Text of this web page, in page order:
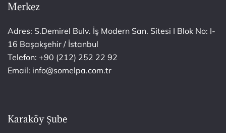
Merkez
Adres: S.Demirel Bulv. İş Modern San. Sitesi I Blok No: I-
16 Başakşehir / İstanbul
Telefon: +90 (212) 252 22 92
Email: info@somelpa.com.tr
Karaköy Şube